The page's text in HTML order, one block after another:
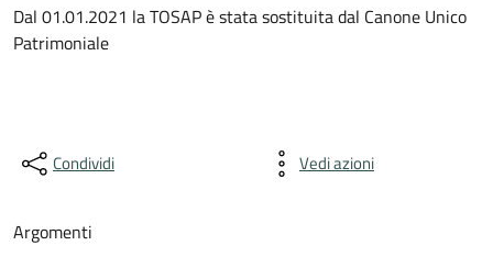
Dal 01.01.2021 la TOSAP è stata sostituita dal Canone Unico
Patrimoniale
Condividi Vedi azioni
Argomenti